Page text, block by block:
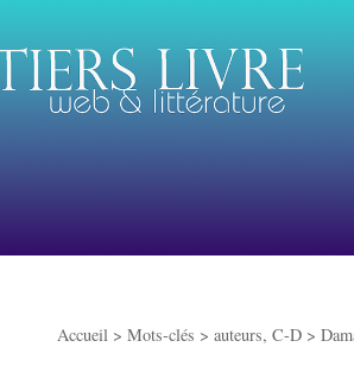
Accueil > Mots-clés > auteurs, C-D >